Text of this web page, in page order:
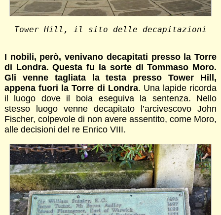
Tower Hill, il sito delle decapitazioni
I nobili, però, venivano decapitati presso la Torre
di Londra. Questa fu la sorte di Tommaso Moro.
Gli venne tagliata la testa presso Tower Hill,
appena fuori la Torre di Londra. Una lapide ricorda
il luogo dove il boia eseguiva la sentenza. Nello
stesso luogo venne decapitato l’arcivescovo John
Fischer, colpevole di non avere assentito, come Moro,
alle decisioni del re Enrico VIII.